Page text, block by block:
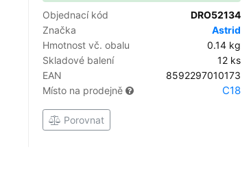
Objednací kód
DRO52134
Značka
Astrid
Hmotnost vč. obalu
0.14 kg
Skladové balení
12 ks
EAN
8592297010173
Místo na prodejně
C18
Porovnat